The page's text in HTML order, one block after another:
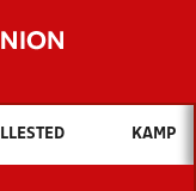
vil du søge efter?
OG NYHEDER
KAMP